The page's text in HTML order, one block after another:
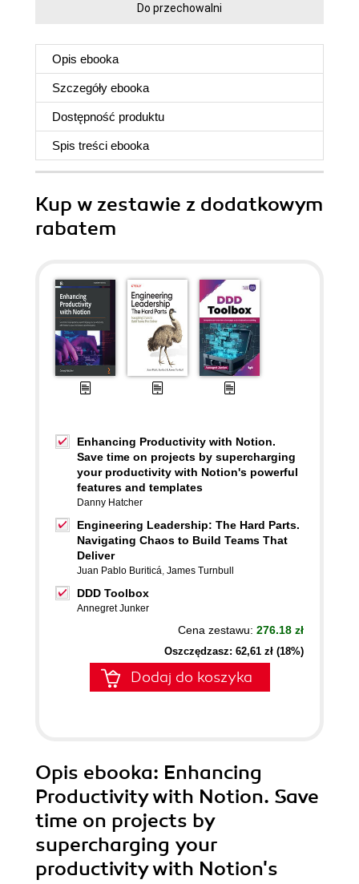
Do przechowalni
Opis ebooka
Szczegóły ebooka
Dostępność produktu
Spis treści ebooka
Kup w zestawie z dodatkowym
rabatem
Enhancing Productivity with Notion.
Save time on projects by supercharging
your productivity with Notion's powerful
features and templates
Danny Hatcher
Engineering Leadership: The Hard Parts.
Navigating Chaos to Build Teams That
Deliver
Juan Pablo Buriticá, James Turnbull
DDD Toolbox
Annegret Junker
Cena zestawu: 276.18 zł
Oszczędzasz: 62,61 zł (18%)
Dodaj do koszyka
Opis ebooka: Enhancing
Productivity with Notion. Save
time on projects by
supercharging your
productivity with Notion's